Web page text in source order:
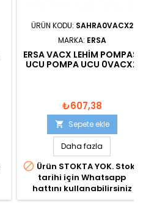
ÜRÜN KODU: SAHRA0VACX2
MARKA: ERSA
ERSA VACX LEHIM POMPASI
UCU POMPA UCU 0VACX2
₺607,38
 Sepete ekle
Daha fazla
 Ürün STOKTA YOK. Stok
tarihi için Whatsapp
hattını kullanabilirsiniz